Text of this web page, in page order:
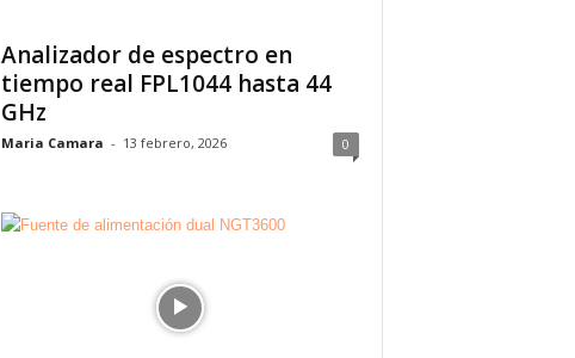
Analizador de espectro en
tiempo real FPL1044 hasta 44
GHz
Maria Camara - 13 febrero, 2026 0